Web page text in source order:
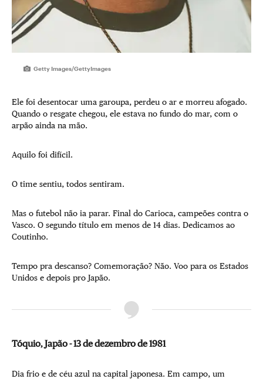
Getty Images/GettyImages
Ele foi desentocar uma garoupa, perdeu o ar e morreu afogado.
Quando o resgate chegou, ele estava no fundo do mar, com o
arpão ainda na mão.
Aquilo foi difícil.
O time sentiu, todos sentiram.
Mas o futebol não ia parar. Final do Carioca, campeões contra o
Vasco. O segundo título em menos de 14 dias. Dedicamos ao
Coutinho.
Tempo pra descanso? Comemoração? Não. Voo para os Estados
Unidos e depois pro Japão.
Tóquio, Japão - 13 de dezembro de 1981
Dia frio e de céu azul na capital japonesa. Em campo, um